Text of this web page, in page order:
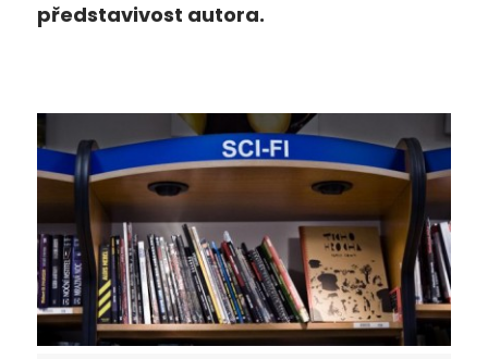
představivost autora.